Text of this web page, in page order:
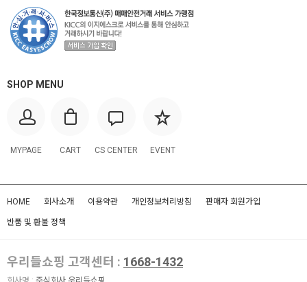
SHOP MENU
MYPAGE CART CS CENTER EVENT
HOME 회사소개 이용약관 개인정보처리방침 판매자 회원가입
반품 및 환불 정책
우리들쇼핑 고객센터 : 1668-1432